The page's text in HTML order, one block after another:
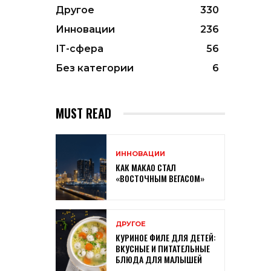
Другое
330
Инновации
236
ІТ-сфера
56
Без категории
6
MUST READ
ИННОВАЦИИ
КАК МАКАО СТАЛ
«ВОСТОЧНЫМ ВЕГАСОМ»
ДРУГОЕ
КУРИНОЕ ФИЛЕ ДЛЯ ДЕТЕЙ:
ВКУСНЫЕ И ПИТАТЕЛЬНЫЕ
БЛЮДА ДЛЯ МАЛЫШЕЙ